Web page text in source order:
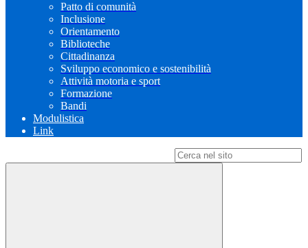
Patto di comunità
Inclusione
Orientamento
Biblioteche
Cittadinanza
Sviluppo economico e sostenibilità
Attività motoria e sport
Formazione
Bandi
Modulistica
Link